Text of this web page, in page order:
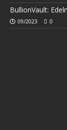
BullionVault:
09/2023 0